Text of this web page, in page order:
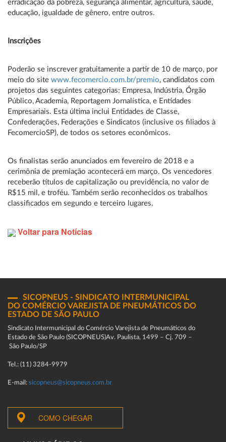
erradicação da pobreza, segurança alimentar, agricultura, saúde,
educação, igualdade de gênero, entre outros.
Inscrições
Poderão se inscrever gratuitamente a partir de 10 de março, por
meio do site www.fecomercio.com.br/premio, candidatos com
projetos das seguintes categorias: Empresa, Indústria, Órgão
Público, Academia, Reportagem Jornalística, e Entidades
Empresariais. Esta última inclui Entidades de Classe,
Confederações, Federações e Sindicatos (inclusive os filiados à
FecomercioSP), de todos os setores econômicos.
Os finalistas serão anunciados em fevereiro de 2018 e a
cerimônia de premiação acontecerá em março. Os vencedores
receberão títulos de capitalização ou previdência, no valor de
R$15 mil, e troféu. Também serão reconhecidos os trabalhos
classificados em segundo e terceiro lugares.
Voltar para Notícias
SICOPNEUS - SINDICATO INTERMUNICIPAL
DO COMÉRCIO VAREJISTA DE PNEUMÁTICOS DO
ESTADO DE SÃO PAULO
Sindicato Intermunicipal do Comércio Varejista de Pneumáticos do
Estado de São Paulo (SICOPNEUS)Av. Paulista, 1499 – Cj. 709 –
São Paulo/SP
Tel.: (11) 3284-9979
E-mail: sicopneus@sicopneus.com.br
COMO CHEGAR